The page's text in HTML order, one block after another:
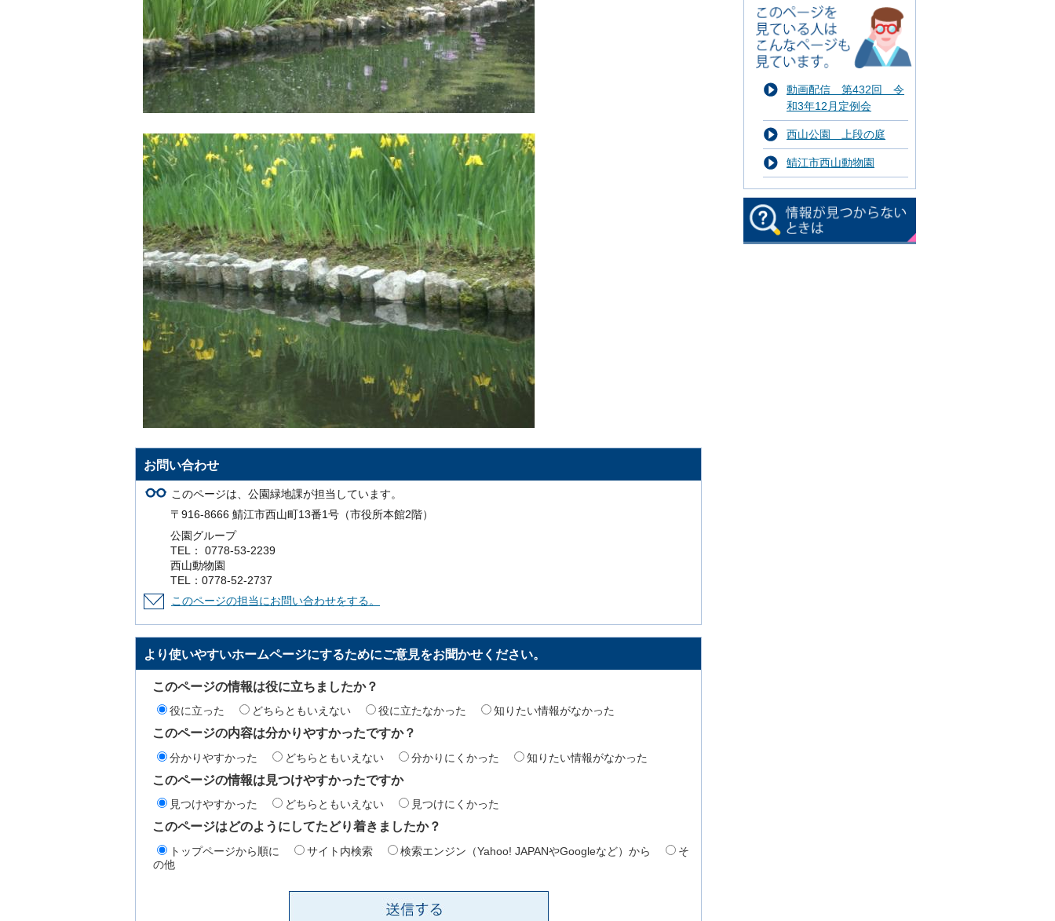
お問い合わせ
このページは、公園緑地課が担当しています。
〒916-8666 鯖江市西山町13番1号（市役所本館2階）
公園グループ
TEL： 0778-53-2239
西山動物園
TEL：0778-52-2737
このページの担当にお問い合わせをする。
より使いやすいホームページにするためにご意見をお聞かせください。
このページの情報は役に立ちましたか？
役に立った どちらともいえない 役に立たなかった 知りたい情報がなかった
このページの内容は分かりやすかったですか？
分かりやすかった どちらともいえない 分かりにくかった 知りたい情報がなかった
このページの情報は見つけやすかったですか
見つけやすかった どちらともいえない 見つけにくかった
このページはどのようにしてたどり着きましたか？
トップページから順に サイト内検索 検索エンジン（Yahoo! JAPANやGoogleなど）から
そ
の他
動画配信 第432回 令
和3年12月定例会
西山公園 上段の庭
鯖江市西山動物園